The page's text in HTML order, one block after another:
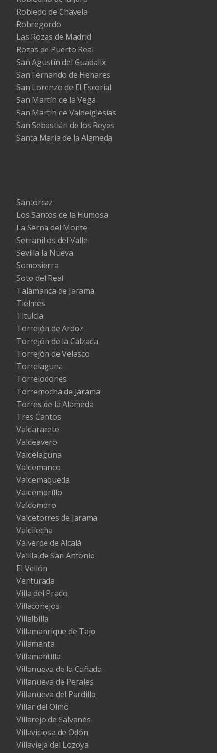
Robledo de Chavela
Robregordo
Las Rozas de Madrid
Rozas de Puerto Real
San Agustín del Guadalix
San Fernando de Henares
San Lorenzo de El Escorial
San Martín de la Vega
San Martín de Valdeiglesias
San Sebastián de los Reyes
Santa María de la Alameda
Santorcaz
Los Santos de la Humosa
La Serna del Monte
Serranillos del Valle
Sevilla la Nueva
Somosierra
Soto del Real
Talamanca de Jarama
Tielmes
Titulcia
Torrejón de Ardoz
Torrejón de la Calzada
Torrejón de Velasco
Torrelaguna
Torrelodones
Torremocha de Jarama
Torres de la Alameda
Tres Cantos
Valdaracete
Valdeavero
Valdelaguna
Valdemanco
Valdemaqueda
Valdemorillo
Valdemoro
Valdetorres de Jarama
Valdilecha
Valverde de Alcalá
Velilla de San Antonio
El Vellón
Venturada
Villa del Prado
Villaconejos
Villalbilla
Villamanrique de Tajo
Villamanta
Villamantilla
Villanueva de la Cañada
Villanueva de Perales
Villanueva del Pardillo
Villar del Olmo
Villarejo de Salvanés
Villaviciosa de Odón
Villavieja del Lozoya